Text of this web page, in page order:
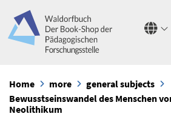
Home more
general subjects
Bewusstseinswandel des Menschen
Neolithikum